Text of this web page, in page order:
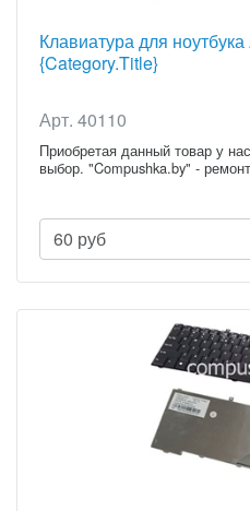
Клавиатура для
{Category.Title}
Арт. 40110
Приобретая данный товар у
выбор. "Compushka.by" -
60 руб